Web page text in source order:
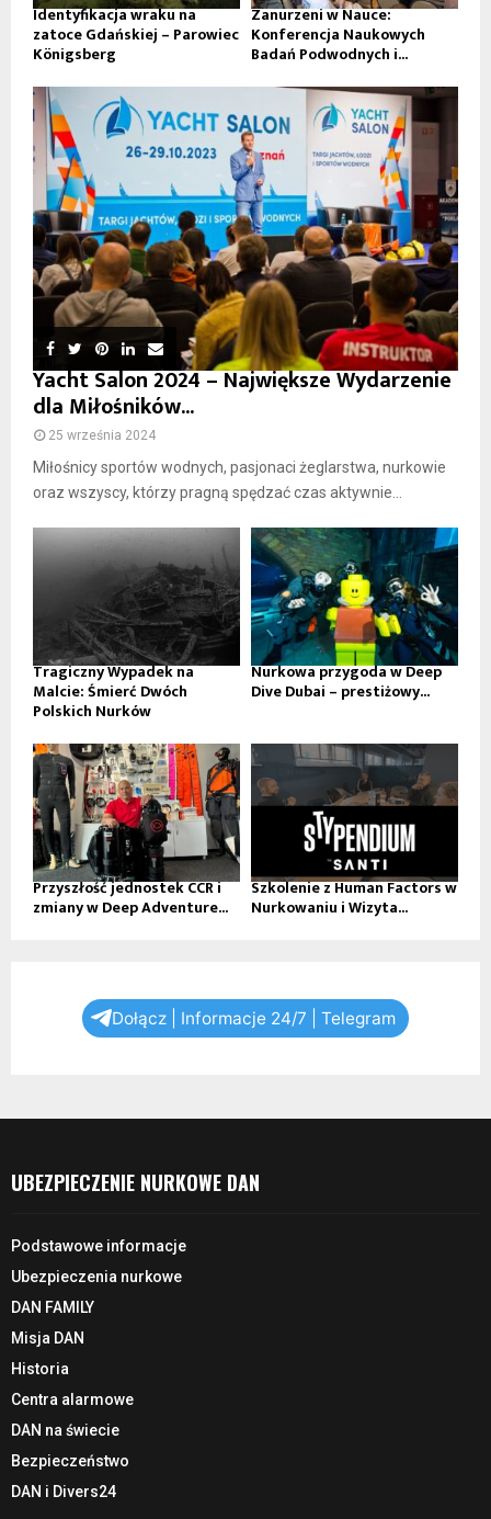
Identyfikacja wraku na
zatoce Gdańskiej – Parowiec
Königsberg
Zanurzeni w Nauce:
Konferencja Naukowych
Badań Podwodnych i...
Yacht Salon 2024 – Największe Wydarzenie
dla Miłośników...
25 września 2024
Miłośnicy sportów wodnych, pasjonaci żeglarstwa, nurkowie
oraz wszyscy, którzy pragną spędzać czas aktywnie...
Tragiczny Wypadek na
Malcie: Śmierć Dwóch
Polskich Nurków
Nurkowa przygoda w Deep
Dive Dubai – prestiżowy...
Przyszłość jednostek CCR i
zmiany w Deep Adventure...
Szkolenie z Human Factors w
Nurkowaniu i Wizyta...
Dołącz | Informacje 24/7 | Telegram
UBEZPIECZENIE NURKOWE DAN
Podstawowe informacje
Ubezpieczenia nurkowe
DAN FAMILY
Misja DAN
Historia
Centra alarmowe
DAN na świecie
Bezpieczeństwo
DAN i Divers24